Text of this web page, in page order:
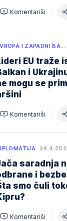
Komentariši
I ZAPADNI BA…
EU traže
i
mogu se
Komentariši
saradnja
i
smo čuli
Komentariši